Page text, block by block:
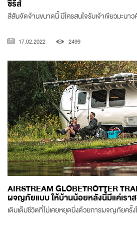
ซีรีส์
สีสันจัดจ้านขนาดนี้ มีใครสนใจรับเจ้าเขียวมะนา
17.02.2022 2499
AIRSTREAM GLOBETROTTER
ผจญภัยแบบ ให้บ้านน้อยหลังนี้มีแค่เรา
เติมเต็มชีวิตที่ไม่เคยหยุดนิ่งด้วยการผจญภัยครั้ง